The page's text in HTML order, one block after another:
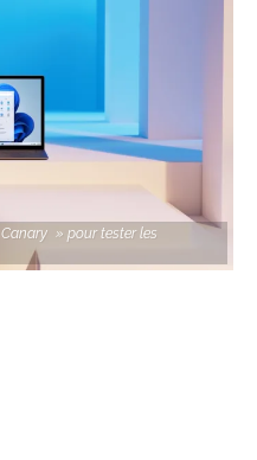
» pour tester les